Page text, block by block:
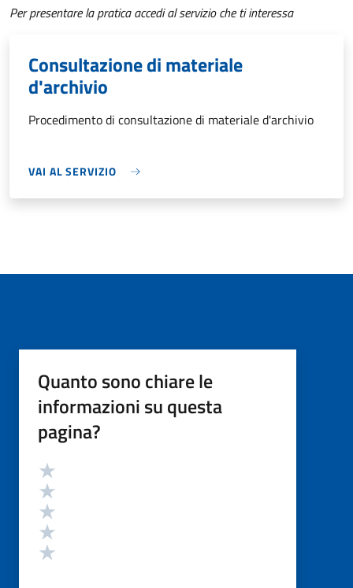
Per presentare la pratica accedi al servizio che ti interessa
Consultazione di materiale
d'archivio
Procedimento di consultazione di materiale d'archivio
VAI AL SERVIZIO
Quanto sono chiare le
informazioni su questa
pagina?
Valutazione